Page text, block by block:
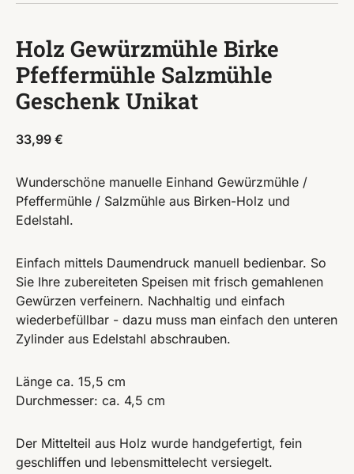
Holz Gewürzmühle Birke
Pfeffermühle Salzmühle
Geschenk Unikat
33,99 €
Wunderschöne manuelle Einhand Gewürzmühle /
Pfeffermühle / Salzmühle aus Birken-Holz und
Edelstahl.
Einfach mittels Daumendruck manuell bedienbar. So
Sie Ihre zubereiteten Speisen mit frisch gemahlenen
Gewürzen verfeinern. Nachhaltig und einfach
wiederbefüllbar - dazu muss man einfach den unteren
Zylinder aus Edelstahl abschrauben.
Länge ca. 15,5 cm
Durchmesser: ca. 4,5 cm
Der Mittelteil aus Holz wurde handgefertigt, fein
geschliffen und lebensmittelecht versiegelt.